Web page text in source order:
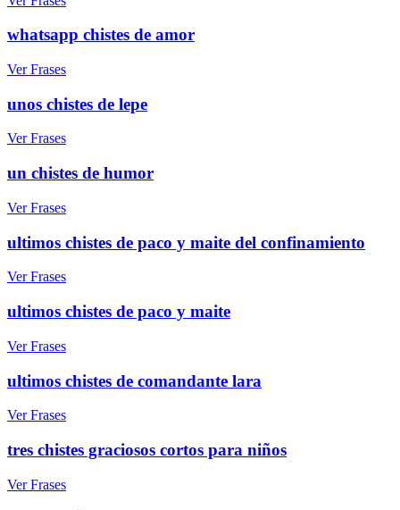
whatsapp chistes de amor
Ver Frases
unos chistes de lepe
Ver Frases
un chistes de humor
Ver Frases
ultimos chistes de paco y maite del confinamiento
Ver Frases
ultimos chistes de paco y maite
Ver Frases
ultimos chistes de comandante lara
Ver Frases
tres chistes graciosos cortos para niños
Ver Frases